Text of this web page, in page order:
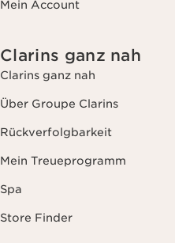
Mein Account
Clarins ganz nah
Clarins ganz nah
Über Groupe Clarins
Rückverfolgbarkeit
Mein Treueprogramm
Spa
Store Finder